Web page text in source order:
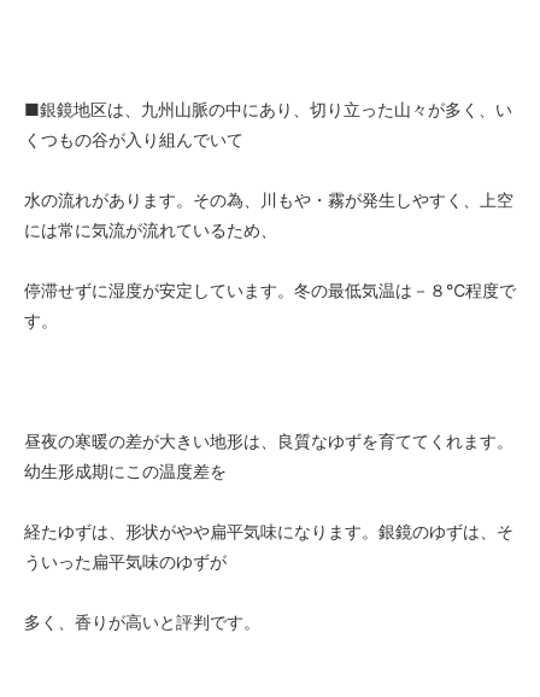
■銀鏡地区は、九州山脈の中にあり、切り立った山々が多く、い
くつもの谷が入り組んでいて
水の流れがあります。その為、川もや・霧が発生しやすく、上空
には常に気流が流れているため、
停滞せずに湿度が安定しています。冬の最低気温は－８℃程度で
す。
昼夜の寒暖の差が大きい地形は、良質なゆずを育ててくれます。
幼生形成期にこの温度差を
経たゆずは、形状がやや扁平気味になります。銀鏡のゆずは、そ
ういった扁平気味のゆずが
多く、香りが高いと評判です。